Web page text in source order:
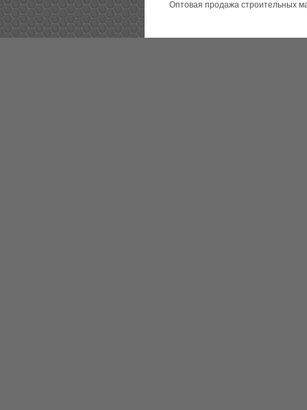
Оптовая продажа строительных